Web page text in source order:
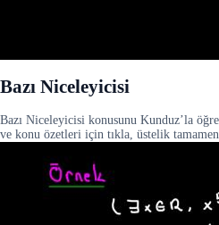
Bazı Niceleyicisi
Bazı Niceleyicisi konusunu Kunduz’la
ve konu özetleri için tıkla, üstelik